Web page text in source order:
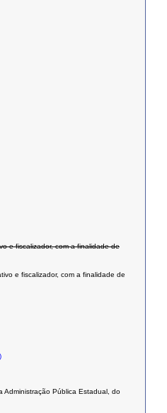
e fiscalizador, com a finalidade de
e fiscalizador, com a finalidade de
Pública Estadual, do